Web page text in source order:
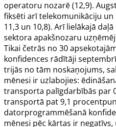
operatoru nozarē (12,9).
fiksēti arī telekomunikāciju
11,3 un 10,8). Arī lielākajā
sektora apakšnozaru
Tikai četrās no 30
konfidences rādītāji
trijās no tām noskaņojums,
mēnesi ir uzlabojies:
transporta palīgdarbībās par
transportā pat 9,1
datorprogrammēšanā
mēnesi pēc kārtas ir